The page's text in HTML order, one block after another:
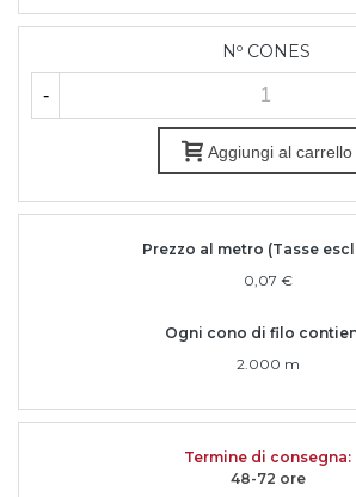
Nº CONES
-
Aggiungi al carrello
Prezzo al metro (Tasse
0,07 €
Ogni cono di filo
2.000 m
Termine di consegna:
48-72 ore